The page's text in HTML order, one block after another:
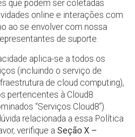
que podem ser coletadas
online e interações com
ao se envolver com nossa
de suporte.
aplica-se a todos os
(incluindo o serviço de
de cloud computing),
pertencentes à Cloud8
“Serviços Cloud8”).
relacionada a essa Política
verifique a Seção X –